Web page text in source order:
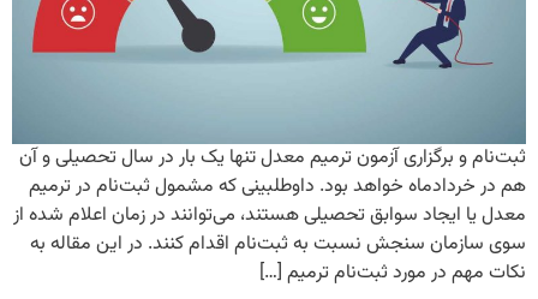
ثبت‌نام و برگزاری آزمون ترمیم معدل تنها یک بار در سال تحصیلی و آن
هم در خردادماه خواهد بود. داوطلبینی که مشمول ثبت‌نام در ترمیم
معدل یا ایجاد سوابق تحصیلی هستند، می‌توانند در زمان اعلام شده از
سوی سازمان سنجش نسبت به ثبت‌نام اقدام کنند. در این مقاله به
نکات مهم در مورد ثبت‌نام ترمیم […]